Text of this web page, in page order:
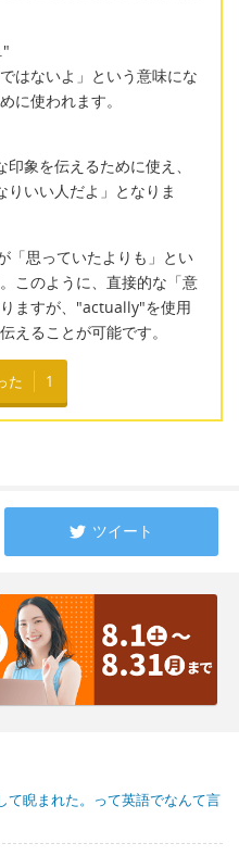
はないよ」という意味にな
に使われます。
象を伝えるために使え、
いい人だよ」となりま
「思っていたよりも」とい
このように、直接的な「意
ますが、"actually"を使用
えることが可能です。
た 1
ツイート
て睨まれた。って英語でなんて言